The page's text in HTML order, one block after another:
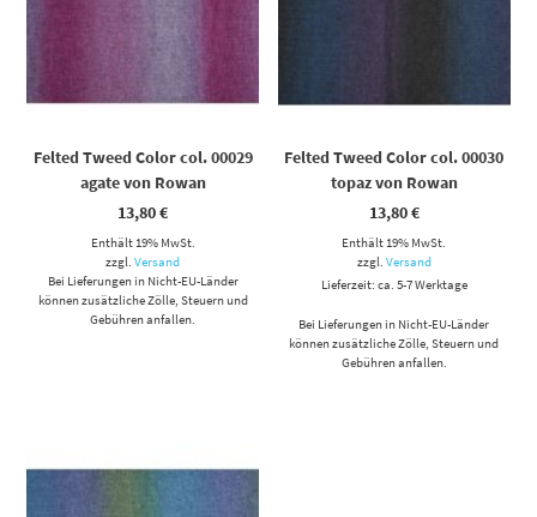
Felted Tweed Color col. 00029
agate von Rowan
13,80€
Enthält 19% MwSt.
zzgl.Versand
Bei Lieferungen in Nicht-EU-Länder
können zusätzliche Zölle, Steuern und
Gebühren anfallen.
Felted Tweed Color col. 00030
topaz von Rowan
13,80€
Enthält 19% MwSt.
zzgl. Versand
Lieferzeit: ca. 5-7 Werktage
Bei Lieferungen in Nicht-EU-Länder
können zusätzliche Zölle, Steuern und
Gebühren anfallen.